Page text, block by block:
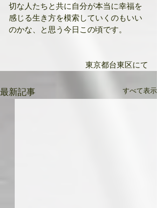
切な人たちと共に自分が本当に幸福を
感じる生き方を模索していくのもいい
のかな、と思う今日この頃です。
東京都台東区にて
最新記事 すべて表示